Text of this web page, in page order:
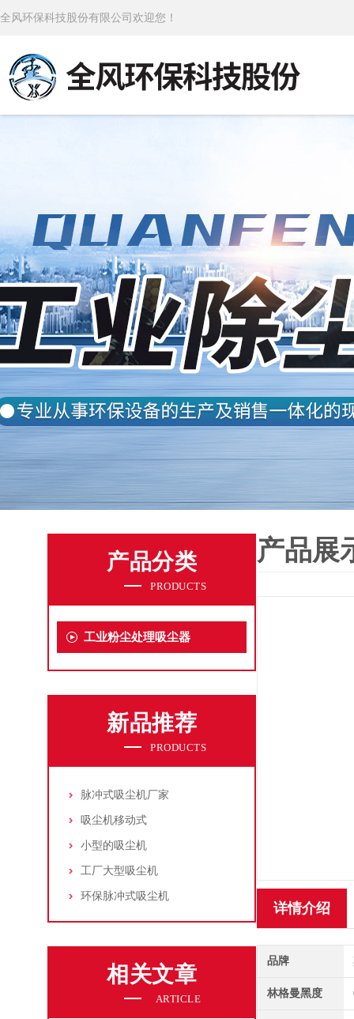
全风环保科技股份有限公司欢迎您！
产品分类
PRODUCTS
工业粉尘处理吸尘器
新品推荐
PRODUCTS
脉冲式吸尘机厂家
吸尘机移动式
小型的吸尘机
工厂大型吸尘机
环保脉冲式吸尘机
相关文章
ARTICLE
产品展
详情介绍
品牌
林格曼黑度